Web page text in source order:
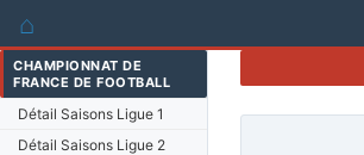
⌂
CHAMPIONNAT DE
FRANCE DE FOOTBALL
Détail Saisons Ligue 1
Détail Saisons Ligue 2